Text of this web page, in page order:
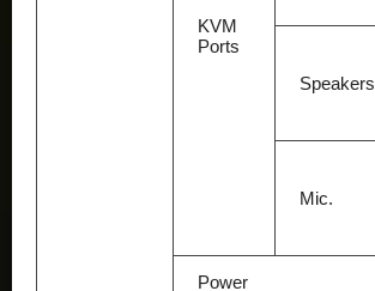
KVM
Ports
Speakers
Mic.
Power